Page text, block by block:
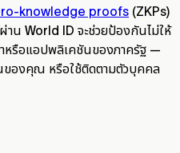
knowledge proofs (ZKPs)
น World ID จะช่วยป้องกันไม่ให้
รือแอปพลิเคชันของภาครัฐ —
นของคุณ หรือใช้ติดตามตัวบุคคล